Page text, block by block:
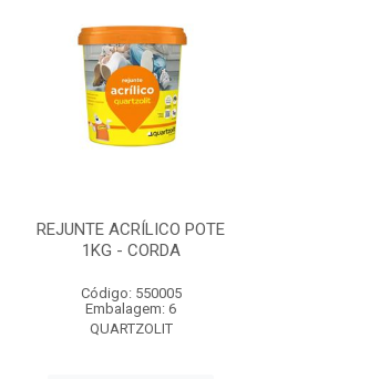
REJUNTE ACRÍLICO POTE
1KG - CORDA
Código: 550005
Embalagem: 6
QUARTZOLIT